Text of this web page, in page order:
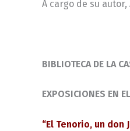
A cargo de su
BIBLIOTECA DE LA
EXPOSICIONES EN
“El Tenorio, un don